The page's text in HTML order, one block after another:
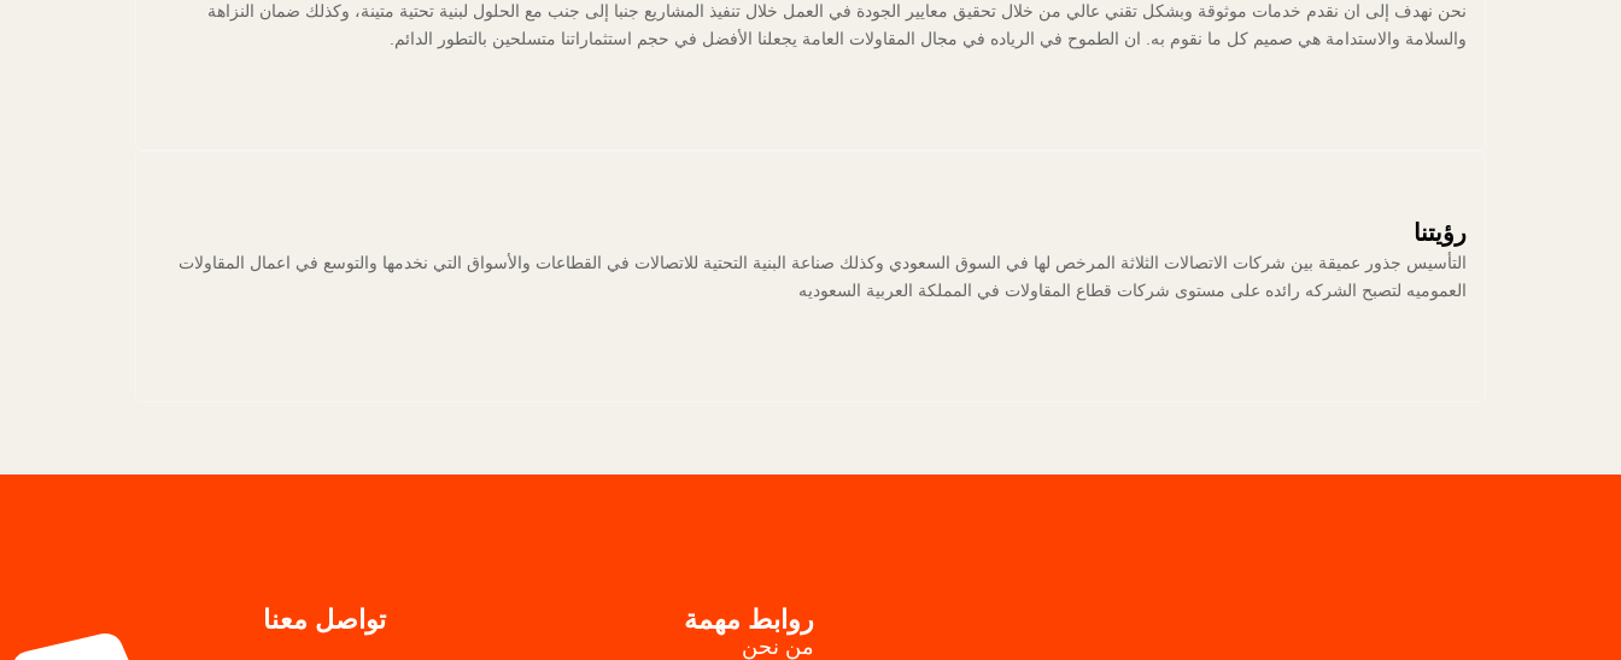
نحن نهدف إلى ان نقدم خدمات موثوقة وبشكل تقني عالي من خلال تحقيق معايير الجودة في العمل خلال تنفيذ المشاريع جنبا إلى جنب مع الحلول لبنية تحتية متينة، وكذلك ضمان النزاهة
والسلامة والاستدامة هي صميم كل ما نقوم به. ان الطموح في الرياده في مجال المقاولات العامة يجعلنا الأفضل في حجم استثماراتنا متسلحين بالتطور الدائم.
رؤيتنا
التأسيس جذور عميقة بين شركات الاتصالات الثلاثة المرخص لها في السوق السعودي وكذلك صناعة البنية التحتية للاتصالات في القطاعات والأسواق التي نخدمها والتوسع في اعمال المقاولات
العموميه لتصبح الشركه رائده على مستوى شركات قطاع المقاولات في المملكة العربية السعوديه
روابط مهمة
من نحن
تواصل معنا